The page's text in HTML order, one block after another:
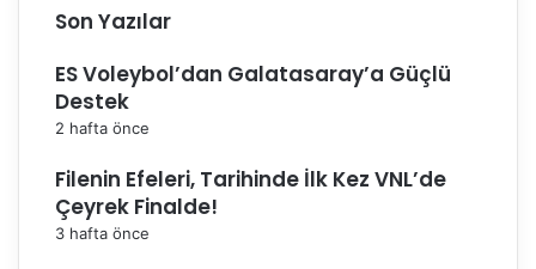
e
d
Son Yazılar
ES Voleybol’dan Galatasaray’a Güçlü
Destek
2 hafta önce
Filenin Efeleri, Tarihinde İlk Kez VNL’de
Çeyrek Finalde!
3 hafta önce